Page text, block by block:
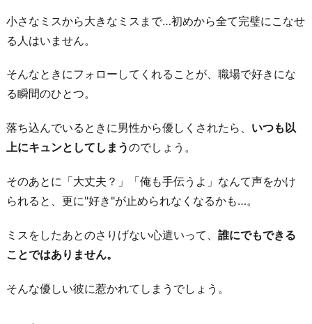
を
見
と
き
5.
相
に
乗
て
く
た
小さなミスから大きなミスまで…初めから全て完璧にこなせ
る人はいません。
そんなときにフォローしてくれることが、職場で好きにな
る瞬間のひとつ。
落ち込んでいるときに男性から優しくされたら、 いつも以
上にキュンとしてしまうのでしょう。
そのあとに「大丈夫？」「俺も手伝うよ」なんて声をかけ
られると、更に"好き"が止められなくなるかも…。
ミスをしたあとのさりげない心遣いって、 誰にでもできる
ことではありません。
そんな優しい彼に惹かれてしまうでしょう。